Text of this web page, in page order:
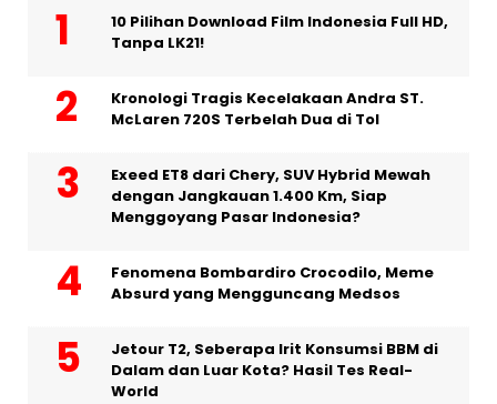
10 Pilihan Download Film Indonesia Full HD,
Tanpa LK21!
Kronologi Tragis Kecelakaan Andra ST.
McLaren 720S Terbelah Dua di Tol
Exeed ET8 dari Chery, SUV Hybrid Mewah
dengan Jangkauan 1.400 Km, Siap
Menggoyang Pasar Indonesia?
Fenomena Bombardiro Crocodilo, Meme
Absurd yang Mengguncang Medsos
Jetour T2, Seberapa Irit Konsumsi BBM di
Dalam dan Luar Kota? Hasil Tes Real-
World